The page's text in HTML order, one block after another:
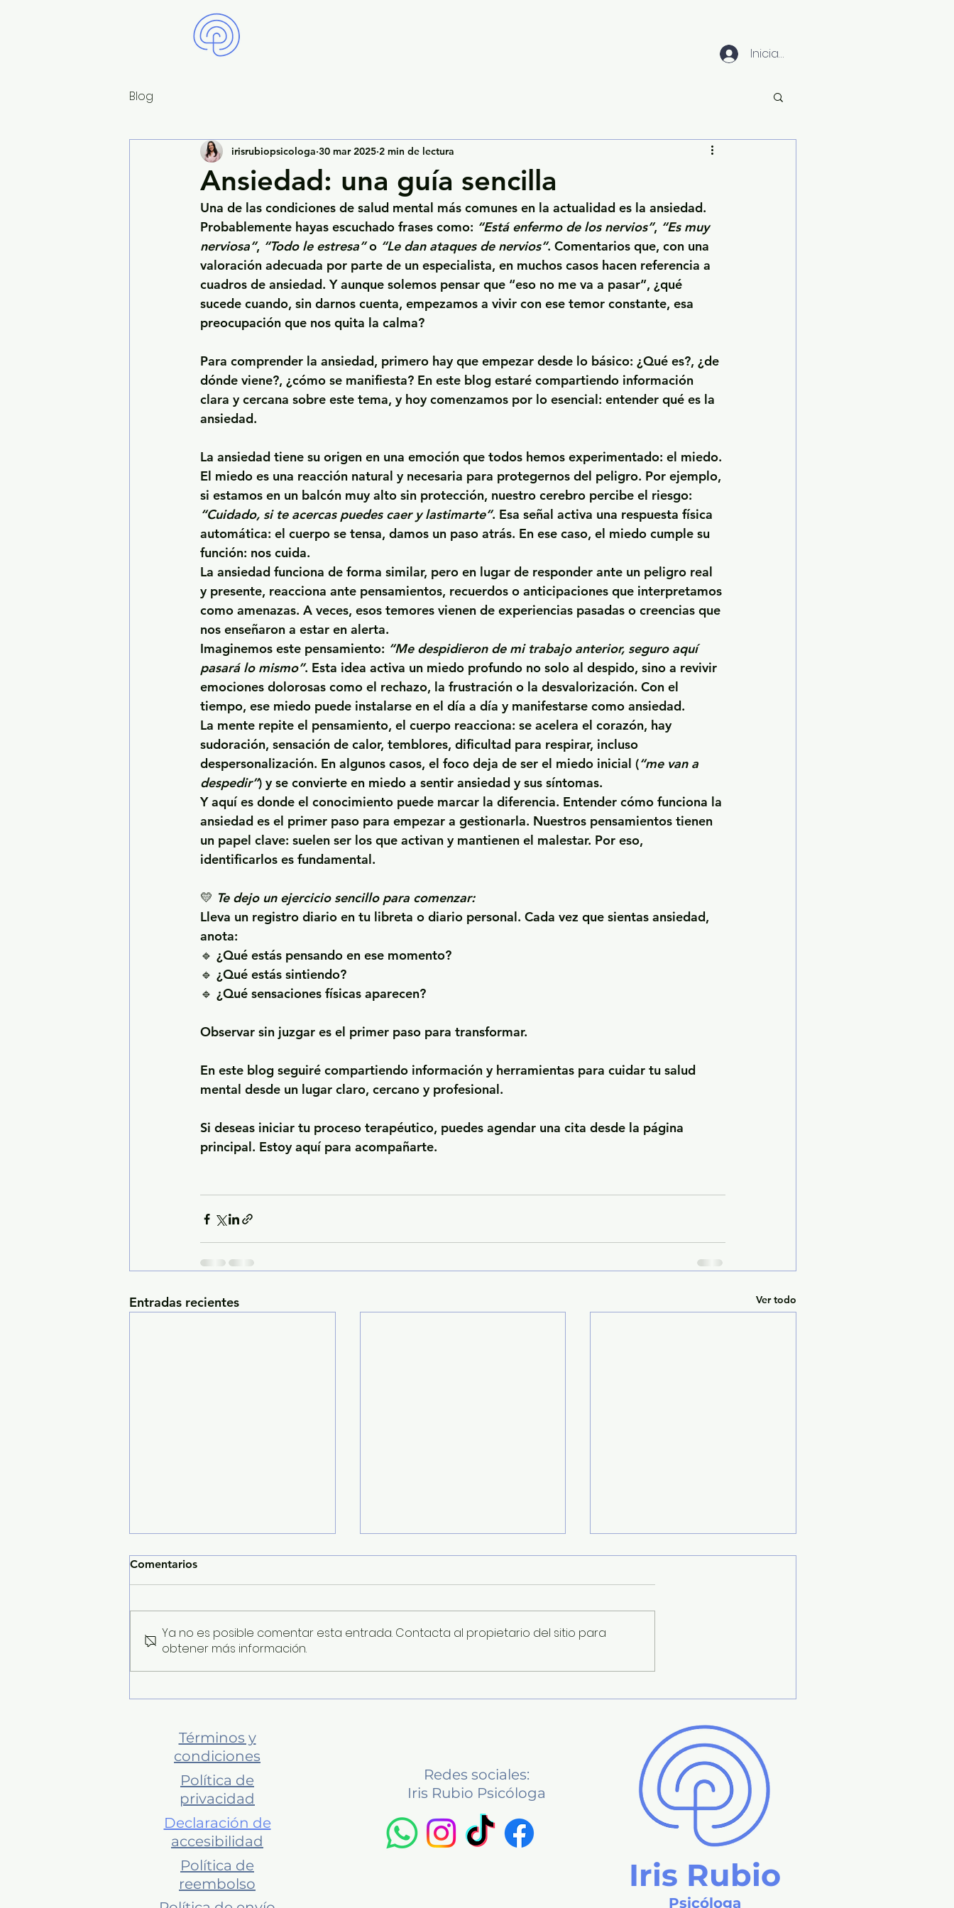
Iniciar sesión
Blog
Ansiedad: una guía sencilla
irisrubiopsicologa 30 mar 2025 2 min de lectura
Una de las condiciones de salud mental más comunes en la actualidad es la ansiedad.
Probablemente hayas escuchado frases como: “Está enfermo de los nervios”, “Es muy
nerviosa”, “Todo le estresa” o “Le dan ataques de nervios”. Comentarios que, con una
valoración adecuada por parte de un especialista, en muchos casos hacen referencia a
cuadros de ansiedad. Y aunque solemos pensar que “eso no me va a pasar”, ¿qué
sucede cuando, sin darnos cuenta, empezamos a vivir con ese temor constante, esa
preocupación que nos quita la calma?
Para comprender la ansiedad, primero hay que empezar desde lo básico: ¿Qué es?, ¿de
dónde viene?, ¿cómo se manifiesta? En este blog estaré compartiendo información
clara y cercana sobre este tema, y hoy comenzamos por lo esencial: entender qué es la
ansiedad.
La ansiedad tiene su origen en una emoción que todos hemos experimentado: el miedo.
El miedo es una reacción natural y necesaria para protegernos del peligro. Por ejemplo,
si estamos en un balcón muy alto sin protección, nuestro cerebro percibe el riesgo:
“Cuidado, si te acercas puedes caer y lastimarte”. Esa señal activa una respuesta física
automática: el cuerpo se tensa, damos un paso atrás. En ese caso, el miedo cumple su
función: nos cuida.
La ansiedad funciona de forma similar, pero en lugar de responder ante un peligro real
y presente, reacciona ante pensamientos, recuerdos o anticipaciones que interpretamos
como amenazas. A veces, esos temores vienen de experiencias pasadas o creencias que
nos enseñaron a estar en alerta.
Imaginemos este pensamiento: “Me despidieron de mi trabajo anterior, seguro aquí
pasará lo mismo”. Esta idea activa un miedo profundo no solo al despido, sino a revivir
emociones dolorosas como el rechazo, la frustración o la desvalorización. Con el
tiempo, ese miedo puede instalarse en el día a día y manifestarse como ansiedad.
La mente repite el pensamiento, el cuerpo reacciona: se acelera el corazón, hay
sudoración, sensación de calor, temblores, dificultad para respirar, incluso
despersonalización. En algunos casos, el foco deja de ser el miedo inicial (“me van a
despedir”) y se convierte en miedo a sentir ansiedad y sus síntomas.
Y aquí es donde el conocimiento puede marcar la diferencia. Entender cómo funciona la
ansiedad es el primer paso para empezar a gestionarla. Nuestros pensamientos tienen
un papel clave: suelen ser los que activan y mantienen el malestar. Por eso,
identificarlos es fundamental.
💛 Te dejo un ejercicio sencillo para comenzar:
Lleva un registro diario en tu libreta o diario personal. Cada vez que sientas ansiedad,
anota:
🔹 ¿Qué estás pensando en ese momento?
🔹 ¿Qué estás sintiendo?
🔹 ¿Qué sensaciones físicas aparecen?
Observar sin juzgar es el primer paso para transformar.
En este blog seguiré compartiendo información y herramientas para cuidar tu salud
mental desde un lugar claro, cercano y profesional.
Si deseas iniciar tu proceso terapéutico, puedes agendar una cita desde la página
principal. Estoy aquí para acompañarte.
Entradas recientes Ver todo
Guía de trabajo 2 . Mi
Guía de trabajo 1 • Podcast
Estrategias recomendadas
Comentarios
Ya no es posible comentar esta entrada. Contacta al propietario del sitio para
obtener más información.
Términos y
condiciones
Política de
privacidad
Declaración de
accesibilidad
Política de
reembolso
Redes sociales:
Iris Rubio Psicóloga
Iris Rubio
Psicóloga